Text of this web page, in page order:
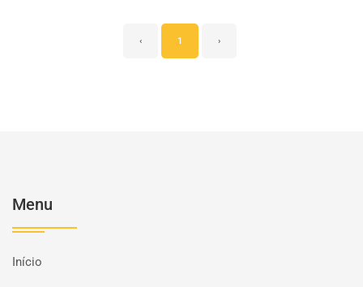
‹ 1 ›
Menu
Início